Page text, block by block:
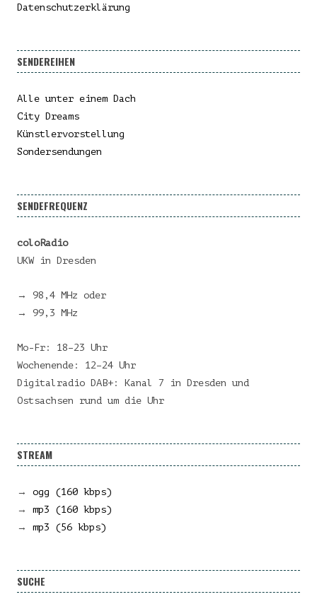
Datenschutzerklärung
SENDEREIHEN
Alle unter einem Dach
City Dreams
Künstlervorstellung
Sondersendungen
SENDEFREQUENZ
coloRadio
UKW in Dresden
→ 98,4 MHz oder
→ 99,3 MHz
Mo-Fr: 18–23 Uhr
Wochenende: 12–24 Uhr
Digitalradio DAB+: Kanal 7 in Dresden und
Ostsachsen rund um die Uhr
STREAM
→ ogg (160 kbps)
→ mp3 (160 kbps)
→ mp3 (56 kbps)
SUCHE